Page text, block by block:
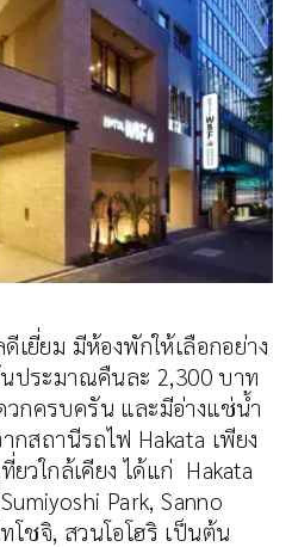
เยี่ยม มีห้องพักให้เลือกอย่าง
ประมาณคืนละ 2,300 บาท
กครบครัน และมีอ่างแช่น้ำ
กสถานีรถไฟ Hakata เพียง
ยวใกล้เคียง ได้แก่ Hakata
Park, Sanno
ทโชจิ, สวนโอโฮริ เป็นต้น